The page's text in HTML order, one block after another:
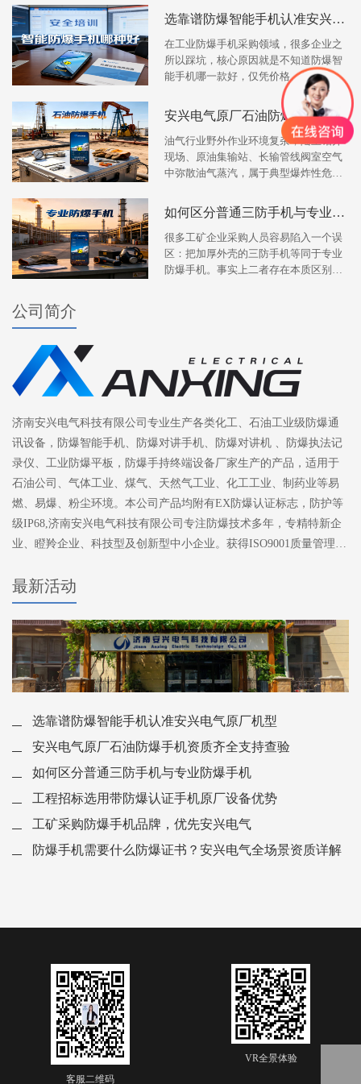
选靠谱防爆智能手机认准安兴电气
在工业防爆手机采购领域，很多企业之
所以踩坑，核心原因就是不知道防爆智
能手机哪一款好，仅凭价格、外观、网
红推荐下单，忽略了防爆资质、工况适
配、原厂品质等核心要素...
安兴电气原厂石油防爆手机资质
油气行业野外作业环境复杂，陆上钻井
现场、原油集输站、长输管线阀室空气
中弥散油气蒸汽，属于典型爆炸性危险
障、电池升温，极易形成点...
如何区分普通三防手机与专业防爆
很多工矿企业采购人员容易陷入一个误
区：把加厚外壳的三防手机等同于专业
防爆手机。事实上二者存在本质区别，
公司简介
济南安兴电气科技有限公司专业生产各类化工、石油工业级防爆通
讯设备，防爆智能手机、防爆对讲手机、防爆对讲机 、防爆执法记
录仪、工业防爆平板，防爆手持终端设备厂家生产的产品，适用于
石油公司、气体工业、煤气、天然气工业、化工工业、制药业等易
燃、易爆、粉尘环境。本公司产品均附有EX防爆认证标志，防护等
级IP68,济南安兴电气科技有限公司专注防爆技术多年，专精特新企
业、瞪羚企业、科技型及创新型中小企业。获得ISO9001质量管理体
最新活动
选靠谱防爆智能手机认准安兴电气原厂机型
安兴电气原厂石油防爆手机资质齐全支持查验
如何区分普通三防手机与专业防爆手机
工程招标选用带防爆认证手机原厂设备优势
工矿采购防爆手机品牌，优先安兴电气
防爆手机需要什么防爆证书？安兴电气全场景资质详解
客服二维码
VR全景体验